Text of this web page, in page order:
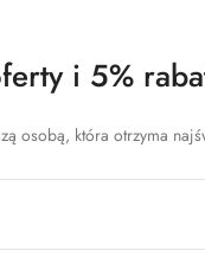
i 5%
osobą, która otrzyma